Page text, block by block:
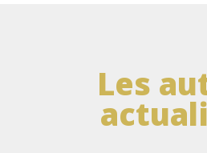
Les